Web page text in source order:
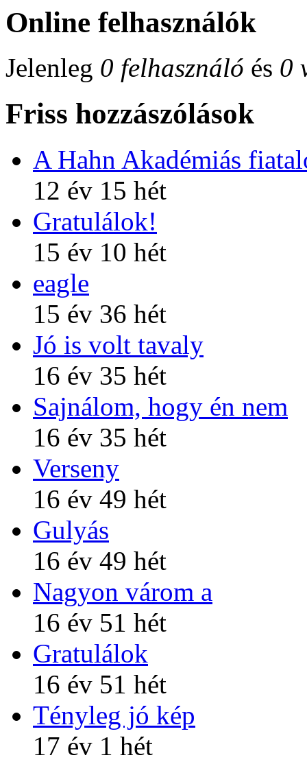
Online felhasználók
Jelenleg 0 felhasználó és 0
Friss hozzászólások
A Hahn Akadémiás
12 év 15 hét
Gratulálok!
15 év 10 hét
eagle
15 év 36 hét
Jó is volt tavaly
16 év 35 hét
Sajnálom, hogy én nem
16 év 35 hét
Verseny
16 év 49 hét
Gulyás
16 év 49 hét
Nagyon várom a
16 év 51 hét
Gratulálok
16 év 51 hét
Tényleg jó kép
17 év 1 hét